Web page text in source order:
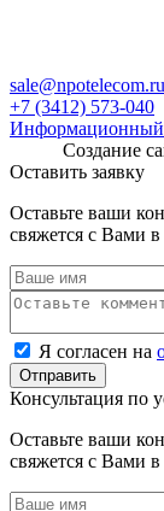
sale@npotelecom.ru
+7 (3412) 573-040
Информационный
Создание
Оставить заявку
Оставьте ваши
свяжется с Вами
Я согласен на
Консультация по
Оставьте ваши
свяжется с Вами